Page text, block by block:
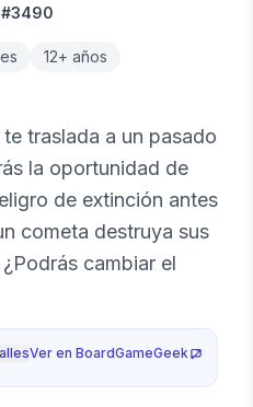
#3490
12+ años
traslada a un pasado
la oportunidad de
de extinción antes
cometa destruya sus
cambiar el
Ver en BoardGameGeek